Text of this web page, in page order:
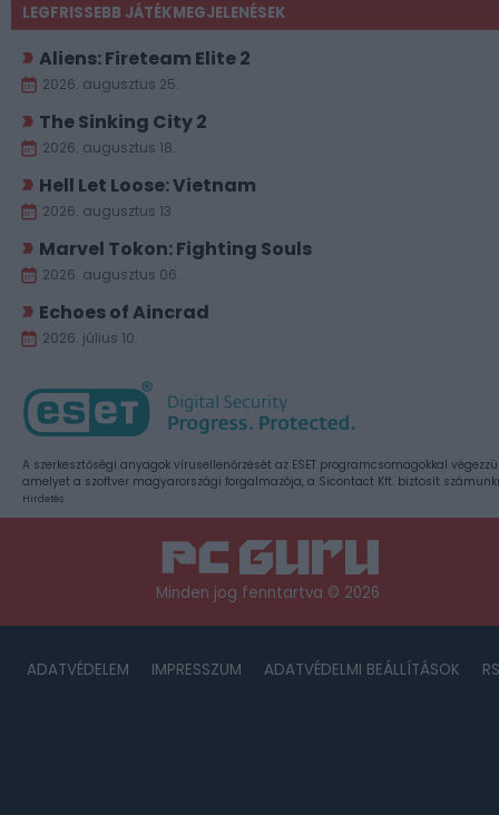
LEGFRISSEBB JÁTÉKMEGJELENÉSEK
Aliens: Fireteam Elite 2
2026. augusztus 25.
The Sinking City 2
2026. augusztus 18.
Hell Let Loose: Vietnam
2026. augusztus 13.
Marvel Tokon: Fighting Souls
2026. augusztus 06.
Echoes of Aincrad
2026. július 10.
A szerkesztőségi anyagok vírusellenőrzését az ESET programcsomagokkal
amelyet a szoftver magyarországi forgalmazója, a Sicontact Kft. biztosít
Hirdetés
Minden jog fenntartva © 2026
ADATVÉDELEM IMPRESSZUM ADATVÉDELMI BEÁLLÍTÁSOK